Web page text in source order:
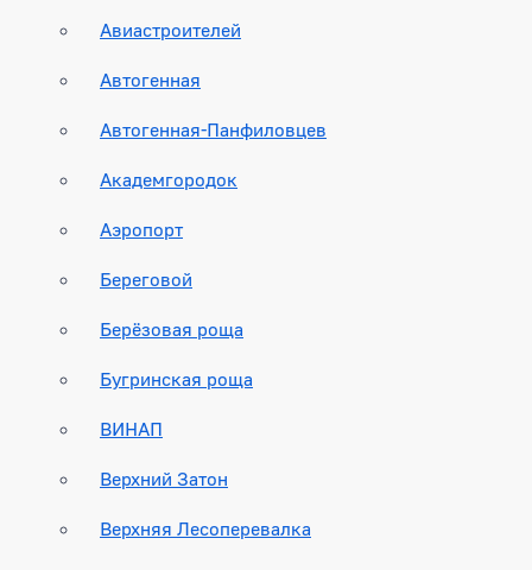
Авиастроителей
Автогенная
Автогенная-Панфиловцев
Академгородок
Аэропорт
Береговой
Берёзовая роща
Бугринская роща
ВИНАП
Верхний Затон
Верхняя Лесоперевалка